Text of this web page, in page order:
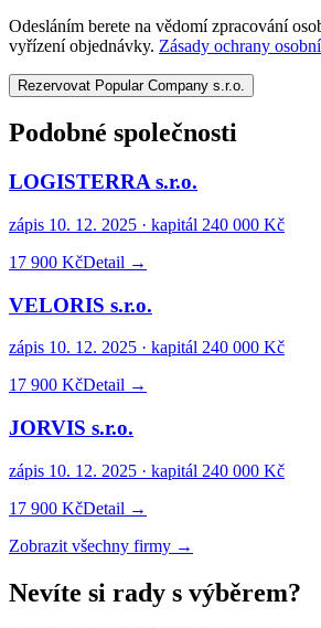
Odesláním berete na vědomí zpracování
vyřízení objednávky. Zásady ochrany
Rezervovat Popular Company s.r.o.
Podobné společnosti
LOGISTERRA s.r.o.
zápis 10. 12. 2025 · kapitál 240 000 Kč
17 900 KčDetail →
VELORIS s.r.o.
zápis 10. 12. 2025 · kapitál 240 000 Kč
17 900 KčDetail →
JORVIS s.r.o.
zápis 10. 12. 2025 · kapitál 240 000 Kč
17 900 KčDetail →
Zobrazit všechny firmy →
Nevíte si rady s výběrem?